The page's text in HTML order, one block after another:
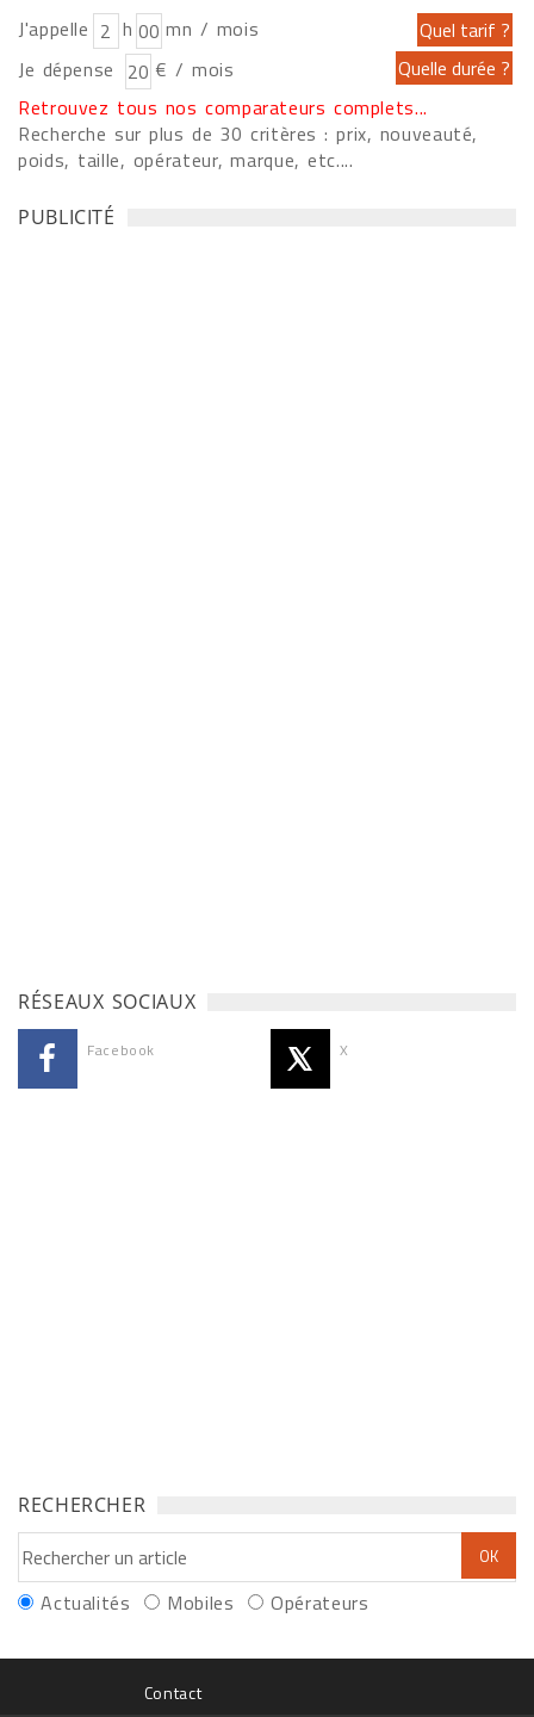
J'appelle h
mn / mois
Je dépense
€ / mois
Retrouvez tous nos comparateurs complets...
Recherche sur plus de 30 critères : prix, nouveauté,
poids, taille, opérateur, marque, etc....
PUBLICITÉ
RÉSEAUX SOCIAUX
Facebook X
RECHERCHER
Actualités Mobiles Opérateurs
Contact